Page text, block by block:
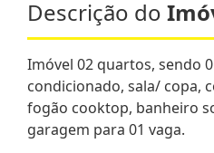
Descrição do
Imóvel 02 quartos, sendo
condicionado, sala/ copa,
fogão cooktop, banheiro
garagem para 01 vaga.